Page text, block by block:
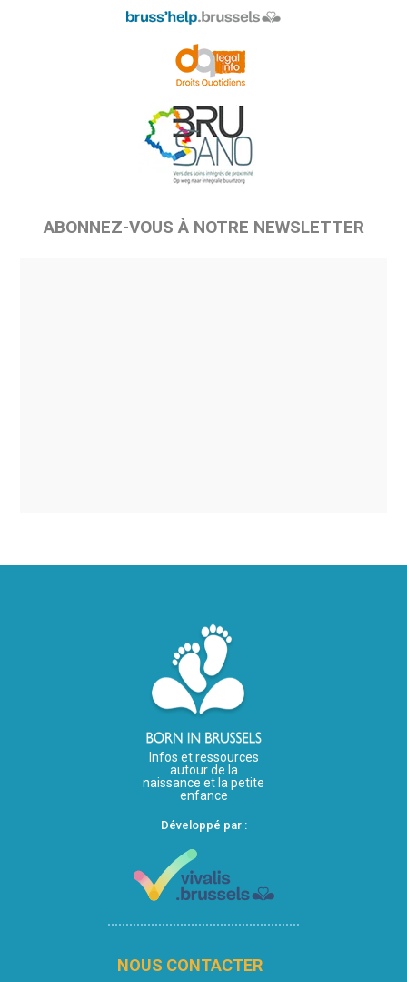
ABONNEZ-VOUS À NOTRE NEWSLETTER
Infos et ressources
autour de la
naissance et la petite
enfance
Développé par :
NOUS CONTACTER